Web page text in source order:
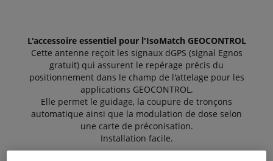
L'accessoire essentiel pour l'IsoMatch GEOCONTROL
Cette antenne reçoit les signaux dGPS (signal Egnos
gratuit) qui assurent le repérage précis du
positionnement dans le champ de l'attelage pour les
applications GEOCONTROL.
Elle permet le guidage, la coupure de tronçons
automatique ainsi que la modulation de dose selon
une carte de préconisation.
Installation facile.